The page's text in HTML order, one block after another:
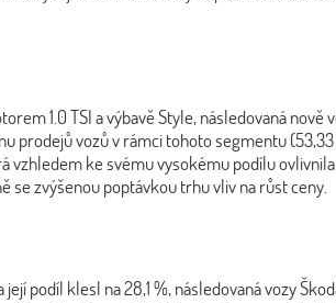
1.0 TSI a výbavě Style, následovaná nově
prodejů vozů v rámci tohoto segmentu
vzhledem ke svému vysokému podílu
se zvýšenou poptávkou trhu vliv na růst ceny.
podíl klesl na 28,1 %, následovaná vozy